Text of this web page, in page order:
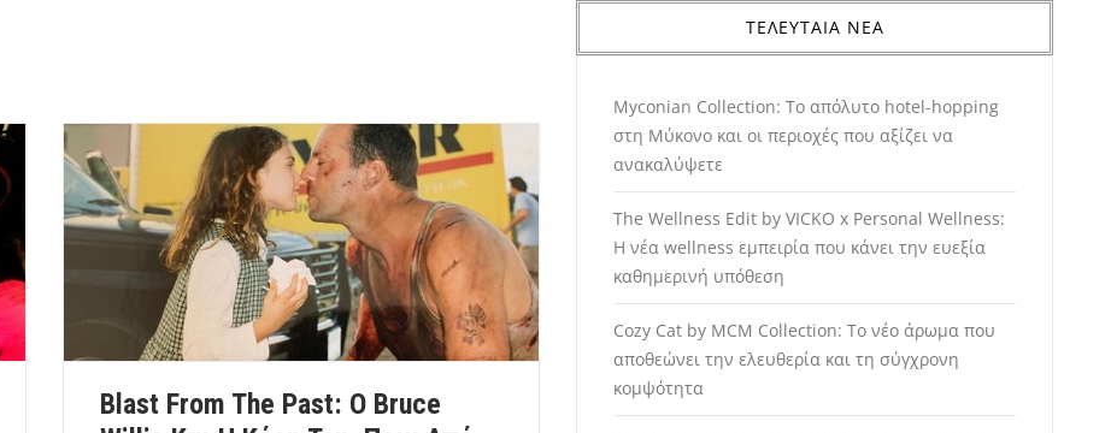
Blast From The Past: Ο Bruce
ΤΕΛΕΥΤΑΙΑ ΝΕΑ
Myconian Collection: Το απόλυτο hotel-hopping
στη Μύκονο και οι περιοχές που αξίζει να
ανακαλύψετε
The Wellness Edit by VICKO x Personal Wellness:
Η νέα wellness εμπειρία που κάνει την ευεξία
καθημερινή υπόθεση
Cozy Cat by MCM Collection: Το νέο άρωμα που
αποθεώνει την ελευθερία και τη σύγχρονη
κομψότητα